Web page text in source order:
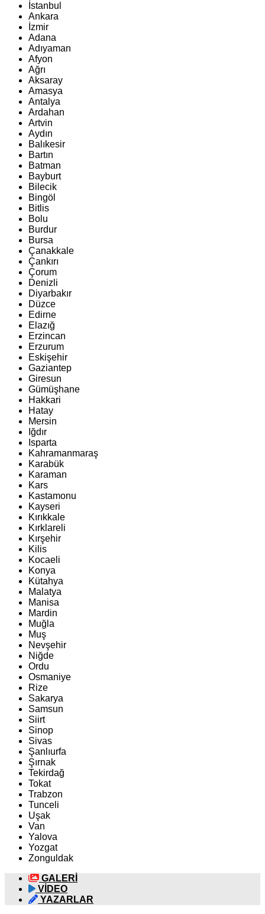
İstanbul
Ankara
İzmir
Adana
Adıyaman
Afyon
Ağrı
Aksaray
Amasya
Antalya
Ardahan
Artvin
Aydın
Balıkesir
Bartın
Batman
Bayburt
Bilecik
Bingöl
Bitlis
Bolu
Burdur
Bursa
Çanakkale
Çankırı
Çorum
Denizli
Diyarbakır
Düzce
Edirne
Elazığ
Erzincan
Erzurum
Eskişehir
Gaziantep
Giresun
Gümüşhane
Hakkari
Hatay
Mersin
Iğdır
Isparta
Kahramanmaraş
Karabük
Karaman
Kars
Kastamonu
Kayseri
Kırıkkale
Kırklareli
Kırşehir
Kilis
Kocaeli
Konya
Kütahya
Malatya
Manisa
Mardin
Muğla
Muş
Nevşehir
Niğde
Ordu
Osmaniye
Rize
Sakarya
Samsun
Siirt
Sinop
Sivas
Şanlıurfa
Şırnak
Tekirdağ
Tokat
Trabzon
Tunceli
Uşak
Van
Yalova
Yozgat
Zonguldak
GALERİ
VİDEO
YAZARLAR